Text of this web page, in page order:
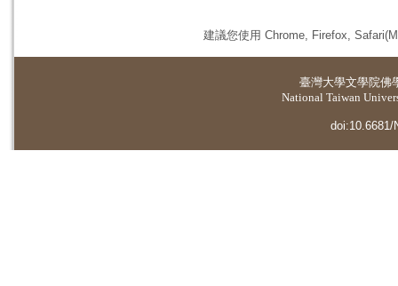
建議您使用 Chrome, Firefox,
臺灣大學文學院佛
National Taiwan
doi:10.6681/